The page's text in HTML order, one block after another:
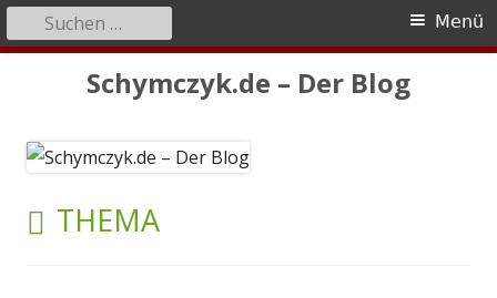
Schymczyk.de – Der Blog
Primäres
Menü
Suchen
nach:
SCHLAGWORT:
THEMA